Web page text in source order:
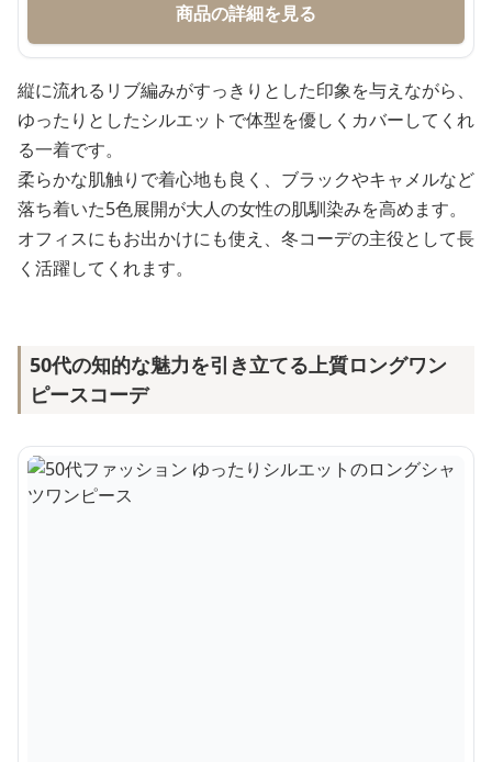
商品の詳細を見る
縦に流れるリブ編みがすっきりとした印象を与えながら、
ゆったりとしたシルエットで体型を優しくカバーしてくれ
る一着です。
柔らかな肌触りで着心地も良く、ブラックやキャメルなど
落ち着いた5色展開が大人の女性の肌馴染みを高めます。
オフィスにもお出かけにも使え、冬コーデの主役として長
く活躍してくれます。
50代の知的な魅力を引き立てる上質ロングワン
ピースコーデ